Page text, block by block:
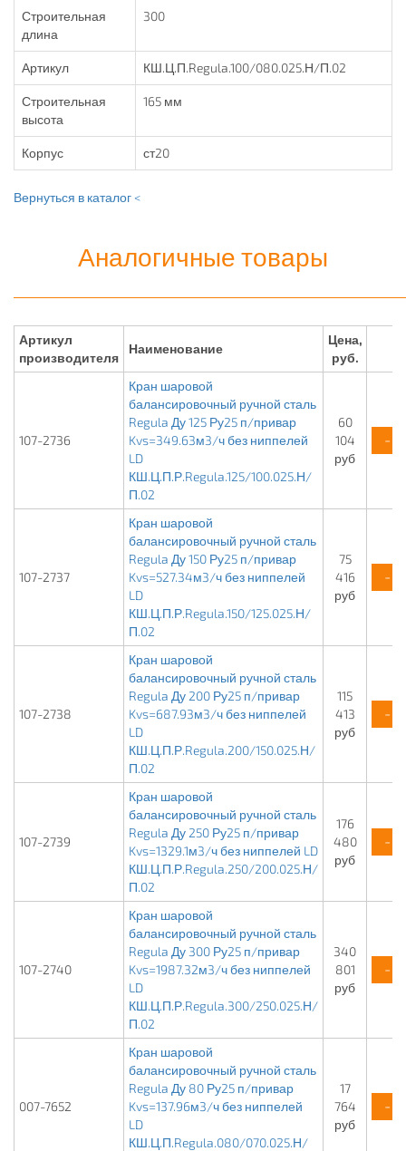
Строительная
длина
300
Артикул КШ.Ц.П.Regula.100/080.025.Н/П.02
Строительная
высота
165 мм
Корпус ст20
Вернуться в каталог <
Аналогичные товары
Артикул
производителя
Наименование
Цена,
руб.
107-2736
Кран шаровой
балансировочный ручной сталь
Regula Ду 125 Ру25 п/привар
Kvs=349.63м3/ч без ниппелей
LD
КШ.Ц.П.Р.Regula.125/100.025.Н/
П.02
60
104
руб
-
107-2737
Кран шаровой
балансировочный ручной сталь
Regula Ду 150 Ру25 п/привар
Kvs=527.34м3/ч без ниппелей
LD
КШ.Ц.П.Р.Regula.150/125.025.Н/
П.02
75
416
руб
-
107-2738
Кран шаровой
балансировочный ручной сталь
Regula Ду 200 Ру25 п/привар
Kvs=687.93м3/ч без ниппелей
LD
КШ.Ц.П.Р.Regula.200/150.025.Н/
П.02
115
413
руб
-
107-2739
Кран шаровой
балансировочный ручной сталь
Regula Ду 250 Ру25 п/привар
Kvs=1329.1м3/ч без ниппелей LD
КШ.Ц.П.Р.Regula.250/200.025.Н/
П.02
176
480
руб
-
107-2740
Кран шаровой
балансировочный ручной сталь
Regula Ду 300 Ру25 п/привар
Kvs=1987.32м3/ч без ниппелей
LD
КШ.Ц.П.Р.Regula.300/250.025.Н/
П.02
340
801
руб
-
007-7652
Кран шаровой
балансировочный ручной сталь
Regula Ду 80 Ру25 п/привар
Kvs=137.96м3/ч без ниппелей
LD
КШ.Ц.П.Regula.080/070.025.Н/
17
764
руб
-